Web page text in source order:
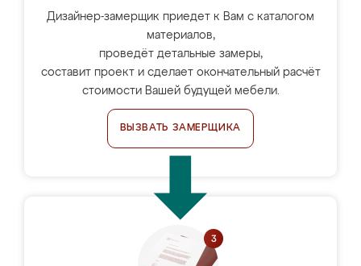
Дизайнер-замерщик приедет к Вам с каталогом
материалов,
проведёт детальные замеры,
составит проект и сделает окончательный расчёт
стоимости Вашей будущей мебели.
ВЫЗВАТЬ ЗАМЕРЩИКА